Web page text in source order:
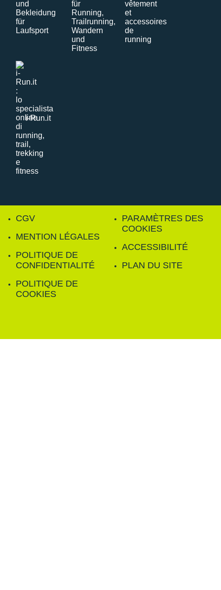
i-Run.it
CGV
MENTION LÉGALES
POLITIQUE DE
CONFIDENTIALITÉ
POLITIQUE DE
COOKIES
PARAMÈTRES DES
COOKIES
ACCESSIBILITÉ
PLAN DU SITE